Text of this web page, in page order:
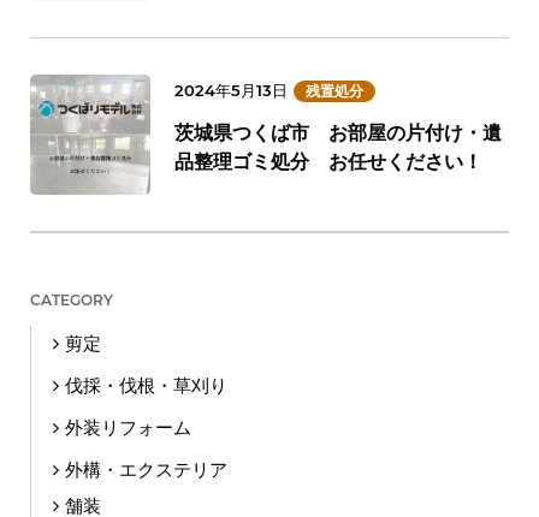
2024年5月13日 残置処分
茨城県つくば市 お部屋の片付け・遺
品整理ゴミ処分 お任せください！
CATEGORY
剪定
伐採・伐根・草刈り
外装リフォーム
外構・エクステリア
舗装